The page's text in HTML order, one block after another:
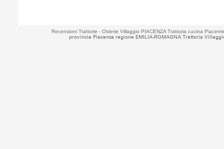
Recensioni Trattorie - Osterie Villaggio PIACENZA Trattoria cucina
provincia Piacenza regione EMILIA-ROMAGNA Trattoria